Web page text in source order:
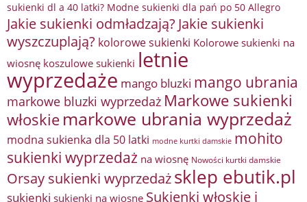
sukienki dl a 40 latki? Modne sukienki dla pań po 50 Allegro
Jakie sukienki odmładzają? Jakie sukienki
wyszczuplają? kolorowe sukienki Kolorowe sukienki na
wiosnę koszulowe sukienki letnie
wyprzedaże mango bluzki mango ubrania
markowe bluzki wyprzedaż Markowe sukienki
włoskie markowe ubrania wyprzedaż
modna sukienka dla 50 latki modne kurtki damskie mohito
sukienki wyprzedaż na wiosnę Nowości kurtki damskie
Orsay sukienki wyprzedażsklep ebutik.pl
sukienki sukienki na wiosnę Sukienki włoskie i